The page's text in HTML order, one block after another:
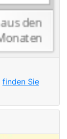
finden Sie